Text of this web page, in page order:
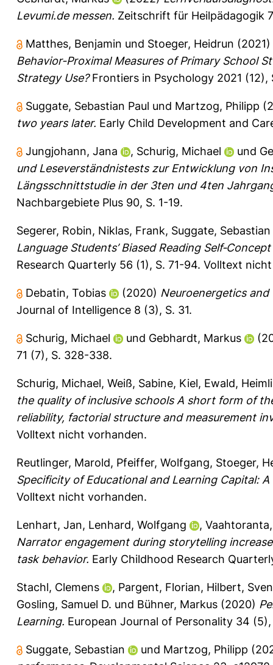
Levumi.de messen. Zeitschrift für Heilpädagogik
Matthes, Benjamin und Stoeger, Heidrun (2021)
Behavior-Proximal Measures of Primary School
Strategy Use?Frontiers in Psychology 2021 (12),
Suggate, Sebastian Paul und Martzog, Philipp
two years later. Early Child Development and
Jungjohann, Jana , Schurig, Michael und
und Leseverständnistests zur Entwicklung von
Längsschnittstudie in der 3ten und 4ten
Nachbargebiete Plus 90, S. 1-19.
Segerer, Robin, Niklas, Frank, Suggate, Sebastian
Language Students’ Biased Reading
Research Quarterly 56 (1), S. 71-94. Volltext
Debatin, Tobias (2020) Neuroenergetics and
Journal of Intelligence 8 (3), S. 31.
Schurig, Michael und Gebhardt, Markus
71 (7), S. 328-338.
Schurig, Michael, Weiß, Sabine, Kiel, Ewald,
the quality of inclusive schools A short form of
reliability, factorial structure and measurement
Volltext nicht vorhanden.
Reutlinger, Marold, Pfeiffer, Wolfgang, Stoeger,
Specificity of Educational and Learning Capital:
Volltext nicht vorhanden.
Lenhart, Jan, Lenhard, Wolfgang ,
Narrator engagement during storytelling
task behavior. Early Childhood Research
Stachl, Clemens , Pargent, Florian, Hilbert, Sven
Gosling, Samuel D. und Bühner, Markus (2020)
Learning. European Journal of Personality 34
Suggate, Sebastian und Martzog, Philipp